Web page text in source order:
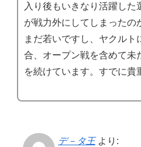
入り後もいきなり活躍した
が戦力外にしてしまったの
まだ若いですし、ヤクルト
合、オープン戦を含めて未
を続けています。すでに貴
デ－タ王 より: